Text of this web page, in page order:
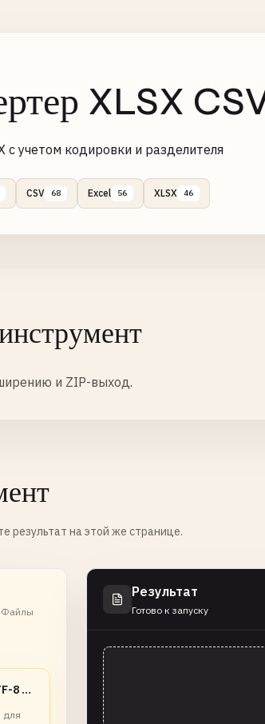
XLSX
с учетом кодировки и разделителя
CSV 68 Excel 56 XLSX 46
и ZIP-выход.
результат на этой же странице.
Файлы
XLSX в CSV UTF-8 BOM
для
Результат
Готово к запуску